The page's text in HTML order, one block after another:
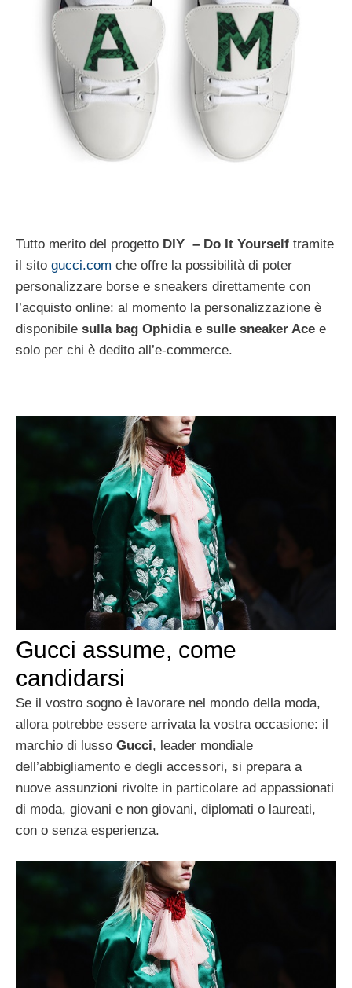
Tutto merito del progetto DIY – Do It Yourself tramite
il sito gucci.com che offre la possibilità di poter
personalizzare borse e sneakers direttamente con
l’acquisto online: al momento la personalizzazione è
disponibile sulla bag Ophidia e sulle sneaker Ace e
solo per chi è dedito all’e-commerce.
Gucci assume, come
candidarsi
Se il vostro sogno è lavorare nel mondo della moda,
allora potrebbe essere arrivata la vostra occasione: il
marchio di lusso Gucci, leader mondiale
dell’abbigliamento e degli accessori, si prepara a
nuove assunzioni rivolte in particolare ad appassionati
di moda, giovani e non giovani, diplomati o laureati,
con o senza esperienza.